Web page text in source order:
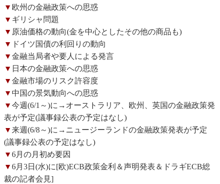
▼ 欧州の金融政策への思惑
▼ ギリシャ問題
▼ 原油価格の動向(金を中心としたその他の商品も)
▼ ドイツ国債の利回りの動向
▼金融当局者や要人による発言
▼ 日本の金融政策への思惑
▼金融市場のリスク許容度
▼ 中国の景気動向への思惑
▼今週(6/1～)に→オーストラリア、欧州、英国の金融政策発
表が予定(議事録公表の予定はなし)
▼来週(6/8～)に→ニュージーランドの金融政策発表が予定
(議事録公表の予定はなし)
▼6月の月初め要因
▼6月3日(水)に[欧)ECB政策金利＆声明発表＆ドラギECB総
裁の記者会見]